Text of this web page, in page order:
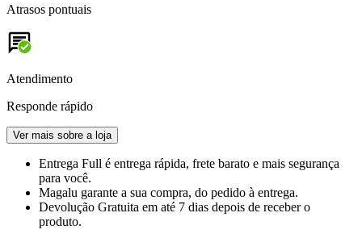
Atrasos pontuais
Atendimento
Responde rápido
Ver mais sobre a loja
Entrega Full é entrega rápida, frete barato e mais segurança
para você.
Magalu garante a sua compra, do pedido à entrega.
Devolução Gratuita em até 7 dias depois de receber o
produto.